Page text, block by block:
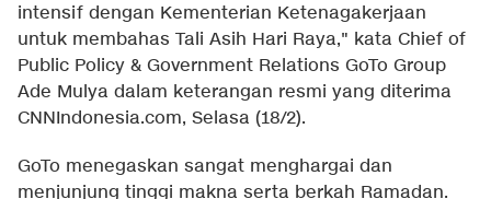
intensif dengan Kementerian Ketenagakerjaan
untuk membahas Tali Asih Hari Raya," kata Chief of
Public Policy & Government Relations GoTo Group
Ade Mulya dalam keterangan resmi yang diterima
CNNIndonesia.com, Selasa (18/2).
GoTo menegaskan sangat menghargai dan
menjunjung tinggi makna serta berkah Ramadan.